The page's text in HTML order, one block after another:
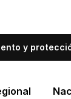
y